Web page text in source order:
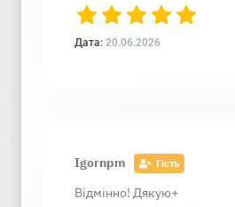
Дата: 20.06.2026
Igornpm Гість
Відмінно! Дякую+